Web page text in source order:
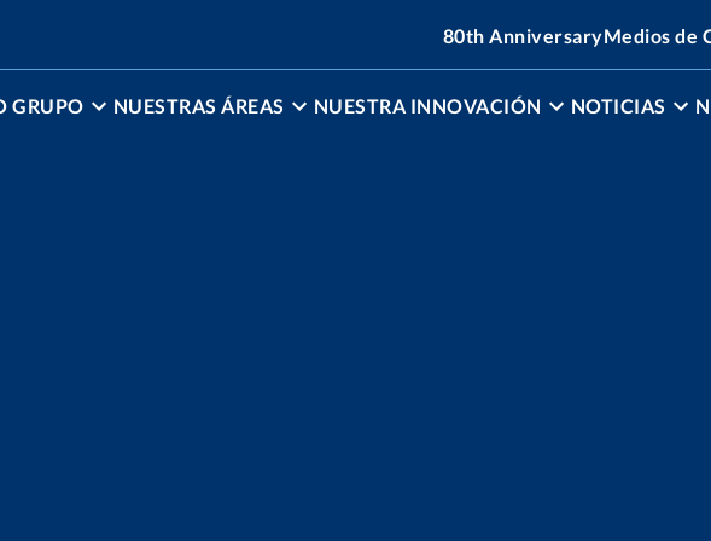
80th AnniversaryMedios de
GRUPO NUESTRAS ÁREAS NUESTRA INNOVACIÓN NOTICIAS